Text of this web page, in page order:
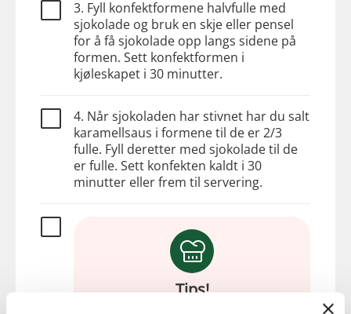
3. Fyll konfektformene halvfulle med
sjokolade og bruk en skje eller pensel
for å få sjokolade opp langs sidene på
formen. Sett konfektformen i
kjøleskapet i 30 minutter.
4. Når sjokoladen har stivnet har du salt
karamellsaus i formene til de er 2/3
fulle. Fyll deretter med sjokolade til de
er fulle. Sett konfekten kaldt i 30
minutter eller frem til servering.
Tips!